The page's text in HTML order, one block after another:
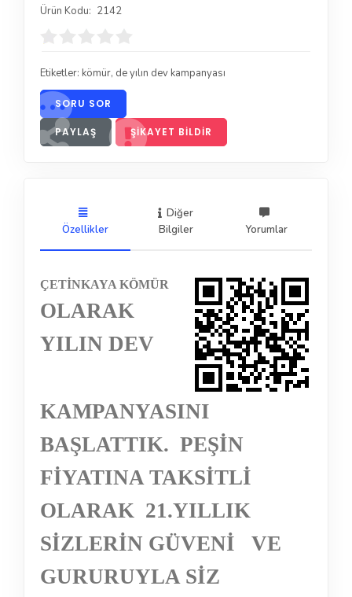
Ürün Kodu: 2142
Etiketler: kömür, de yılın dev kampanyası
SORU SOR
PAYLAŞ ŞIKAYET BILDIR
Özellikler
Diğer
Bilgiler
Yorumlar
ÇETİNKAYA KÖMÜR
OLARAK
YILIN DEV
KAMPANYASINI
BAŞLATTIK. PEŞİN
FİYATINA TAKSİTLİ
OLARAK 21.YILLIK
SİZLERİN GÜVENİ
VE
GURURUYLA SİZ